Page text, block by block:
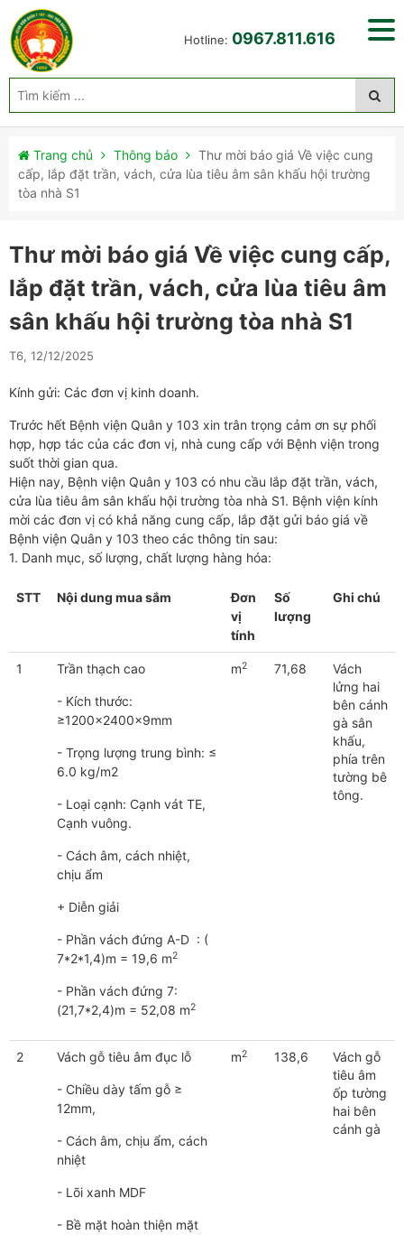
Hotline: 0967.811.616
Trang chủ Thông báo
Thư mời báo giá Về việc cung
cấp, lắp đặt trần, vách, cửa lùa tiêu âm sân khấu hội trường
tòa nhà S1
Thư mời báo giá Về việc cung cấp,
lắp đặt trần, vách, cửa lùa tiêu âm
sân khấu hội trường tòa nhà S1
T6, 12/12/2025
Kính gửi: Các đơn vị kinh doanh.
Trước hết Bệnh viện Quân y 103 xin trân trọng cảm ơn sự phối
hợp, hợp tác của các đơn vị, nhà cung cấp với Bệnh viện trong
suốt thời gian qua.
Hiện nay, Bệnh viện Quân y 103 có nhu cầu lắp đặt trần, vách,
cửa lùa tiêu âm sân khấu hội trường tòa nhà S1. Bệnh viện kính
mời các đơn vị có khả năng cung cấp, lắp đặt gửi báo giá về
Bệnh viện Quân y 103 theo các thông tin sau:
1. Danh mục, số lượng, chất lượng hàng hóa:
STT Nội dung mua sắm
Đơn
vị
tính
Số
lượng
Ghi chú
1 Trần thạch cao
- Kích thước:
≥1200x2400x9mm
- Trọng lượng trung bình: ≤
6.0 kg/m2
- Loại cạnh: Cạnh vát TE,
Cạnh vuông.
- Cách âm, cách nhiệt,
chịu ẩm
+ Diễn giải
- Phần vách đứng A-D : (
7*2*1,4)m = 19,6 m2
- Phần vách đứng 7:
(21,7*2,4)m = 52,08 m2
m2 71,68
Vách
lửng hai
bên cánh
gà sân
khấu,
phía trên
tường bê
tông.
2 Vách gỗ tiêu âm đục lỗ
- Chiều dày tấm gỗ ≥
12mm,
- Cách âm, chịu ẩm, cách
nhiệt
- Lõi xanh MDF
- Bề mặt hoàn thiện mặt
m2 138,6
Vách gỗ
tiêu âm
ốp tường
hai bên
cánh gà